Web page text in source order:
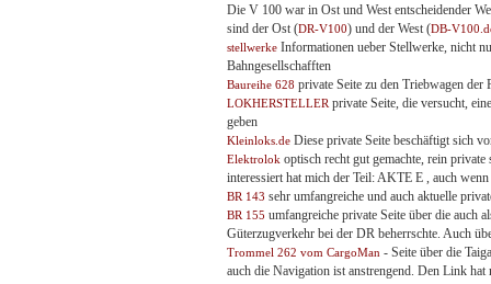
Die V 100 war in Ost und West entscheidender
sind der Ost (DR-V100) und der West (DB-
stellwerke Informationen ueber Stellwerke, nicht
Bahngesellschafften
Baureihe 628 private Seite zu den Triebwagen der
LOKHERSTELLERprivate Seite, die versucht,
geben
Kleinloks.de Diese private Seite beschäftigt sich
Elektrolok optisch recht gut gemachte, rein
interessiert hat mich der Teil: AKTE E , auch
BR 143 sehr umfangreiche und auch aktuelle
BR 155 umfangreiche private Seite über die auch
Güterzugverkehr bei der DR beherrschte. Auch
Trommel 262 vom CargoMan - Seite über die
auch die Navigation ist anstrengend. Den Link